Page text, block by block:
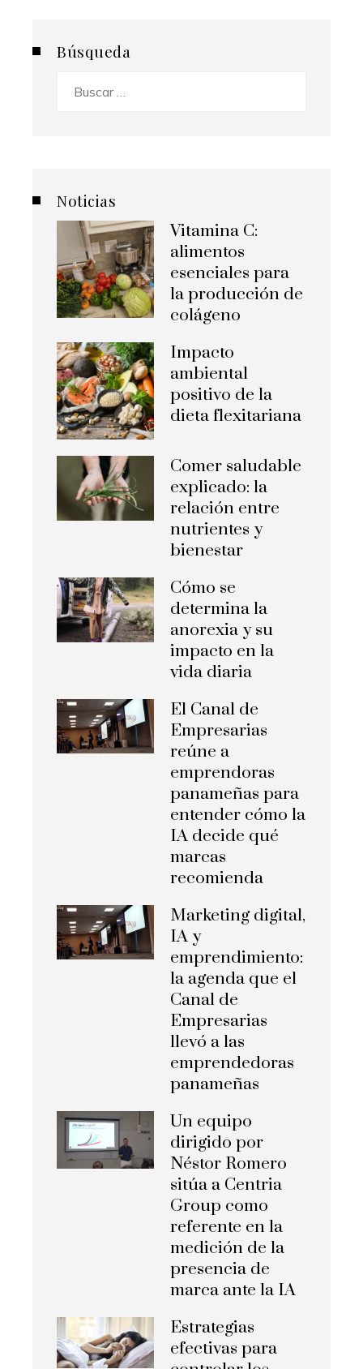
Búsqueda
Noticias
Vitamina C:
alimentos
esenciales para
la producción de
colágeno
Impacto
ambiental
positivo de la
dieta flexitariana
Comer saludable
explicado: la
relación entre
nutrientes y
bienestar
Cómo se
determina la
anorexia y su
impacto en la
vida diaria
El Canal de
Empresarias
reúne a
emprendoras
panameñas para
entender cómo la
IA decide qué
marcas
recomienda
Marketing digital,
IA y
emprendimiento:
la agenda que el
Canal de
Empresarias
llevó a las
emprendedoras
panameñas
Un equipo
dirigido por
Néstor Romero
sitúa a Centria
Group como
referente en la
medición de la
presencia de
marca ante la IA
Estrategias
efectivas para